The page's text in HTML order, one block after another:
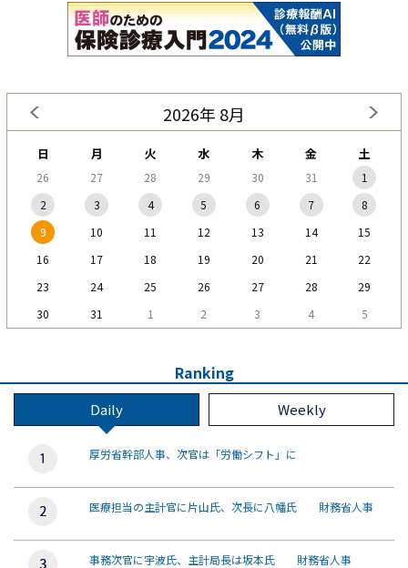
2026年 8月
日 月 火 水 木 金 土
26 27 28 29 30 31
1
2
3 4 5 6 7
8
9
10 11 12 13 14
15
16
17 18 19 20 21
22
23
24 25 26 27 28
29
30
31 1 2 3 4 5
Ranking
Daily Weekly
厚労省幹部人事、次官は「労働シフト」に
医療担当の主計官に片山氏、次長に八幡氏 財務省人事
事務次官に宇波氏、主計局長は坂本氏 財務省人事